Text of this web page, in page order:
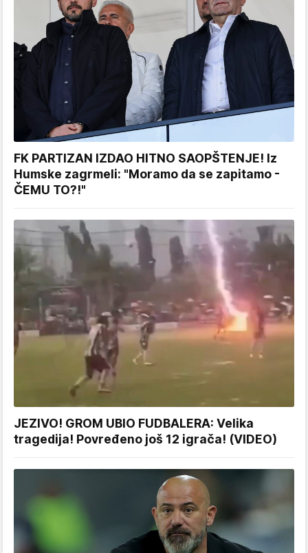
FK PARTIZAN IZDAO HITNO SAOPŠTENJE! Iz
Humske zagrmeli: "Moramo da se zapitamo -
ČEMU TO?!"
JEZIVO! GROM UBIO FUDBALERA: Velika
tragedija! Povređeno još 12 igrača! (VIDEO)